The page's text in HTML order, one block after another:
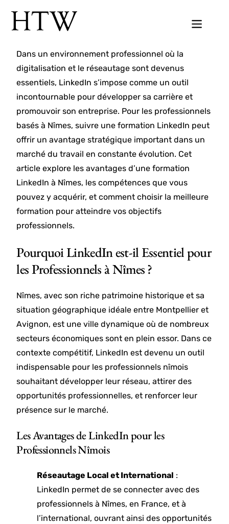
Dans un environnement professionnel où la
digitalisation et le réseautage sont devenus
essentiels, LinkedIn s’impose comme un outil
incontournable pour développer sa carrière et
promouvoir son entreprise. Pour les professionnels
basés à Nîmes, suivre une formation LinkedIn peut
offrir un avantage stratégique important dans un
marché du travail en constante évolution. Cet
article explore les avantages d’une formation
LinkedIn à Nîmes, les compétences que vous
pouvez y acquérir, et comment choisir la meilleure
formation pour atteindre vos objectifs
professionnels.
Pourquoi LinkedIn est-il Essentiel pour
les Professionnels à Nîmes ?
Nîmes, avec son riche patrimoine historique et sa
situation géographique idéale entre Montpellier et
Avignon, est une ville dynamique où de nombreux
secteurs économiques sont en plein essor. Dans ce
contexte compétitif, LinkedIn est devenu un outil
indispensable pour les professionnels nîmois
souhaitant développer leur réseau, attirer des
opportunités professionnelles, et renforcer leur
présence sur le marché.
Les Avantages de LinkedIn pour les
Professionnels Nîmois
Réseautage Local et International :
LinkedIn permet de se connecter avec des
professionnels à Nîmes, en France, et à
l’international, ouvrant ainsi des opportunités